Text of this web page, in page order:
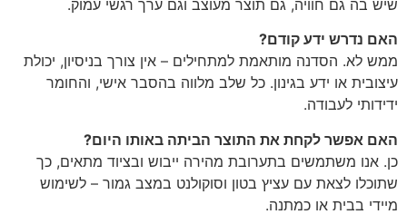
שיש בה גם חוויה, גם תוצר מעוצב וגם ערך רגשי עמוק.
האם נדרש ידע קודם?
ממש לא. הסדנה מותאמת למתחילים – אין צורך בניסיון, יכולת
עיצובית או ידע בגינון. כל שלב מלווה בהסבר אישי, והחומר
ידידותי לעבודה.
האם אפשר לקחת את התוצר הביתה באותו היום?
כן. אנו משתמשים בתערובת מהירה ייבוש ובציוד מתאים, כך
שתוכלו לצאת עם עציץ בטון וסוקולנט במצב גמור – לשימוש
מיידי בבית או כמתנה.